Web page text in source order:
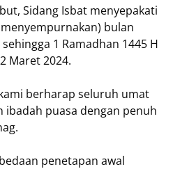
Sidang Isbat menyepakati
bulan
1 Ramadhan 1445 H
Maret 2024.
berharap seluruh umat
ibadah puasa dengan penuh
penetapan awal